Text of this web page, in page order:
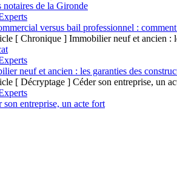
notaires de la Gironde
versus bail professionnel :
neuf et ancien : les garanties des
entreprise, un acte fort